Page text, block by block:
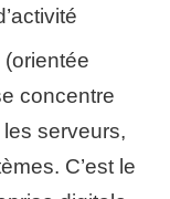
(orientée
concentre
les serveurs,
C’est le